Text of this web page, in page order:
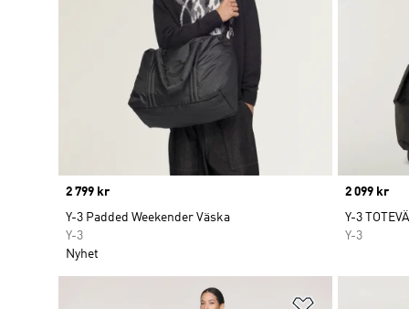
Price
2 799 kr
Y-3 Padded Weekender Väska
Y-3
Nyhet
Price
2 099 kr
Y-3
Y-3